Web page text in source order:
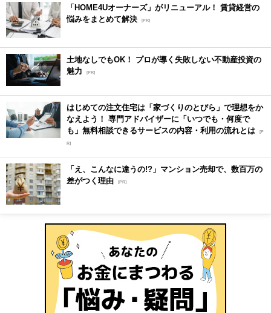
「HOME4Uオーナーズ」がリニューアル！ 賃貸経営の
悩みをまとめて解決 [PR]
土地なしでもOK！ プロが導く失敗しない不動産投資の
魅力
[PR]
はじめての注文住宅は「家づくりのとびら」で理想をか
なえよう！ 専門アドバイザーに「いつでも・何度で
も」無料相談できるサービスの内容・利用の流れとは [P
R]
「え、こんなに違うの!?」マンション売却で、数百万の
差がつく理由 [PR]